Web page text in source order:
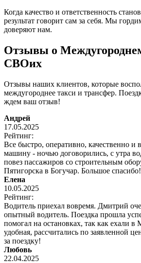
Когда качество и ответственность
результат говорит сам за себя. Мы
доверяют нам.
Отзывы о
СВОих
Отзывы наших клиентов, которые
междугороднее такси и трансфер.
ждем ваш отзыв!
Андрей
17.05.2025
Рейтинг:
Все быстро, оперативно, качественно и
машину - ночью договорились, с утра
повез пассажиров со строительным
Пятигорска в Богучар. Большое спасибо!
Елена
10.05.2025
Рейтинг:
Водитель приехал вовремя. Дмитрий
опытный водитель. Поездка прошла
помогал на остановках, так как ехали
удобная, рассчитались по заявленной
за поездку!
Любовь
22.04.2025